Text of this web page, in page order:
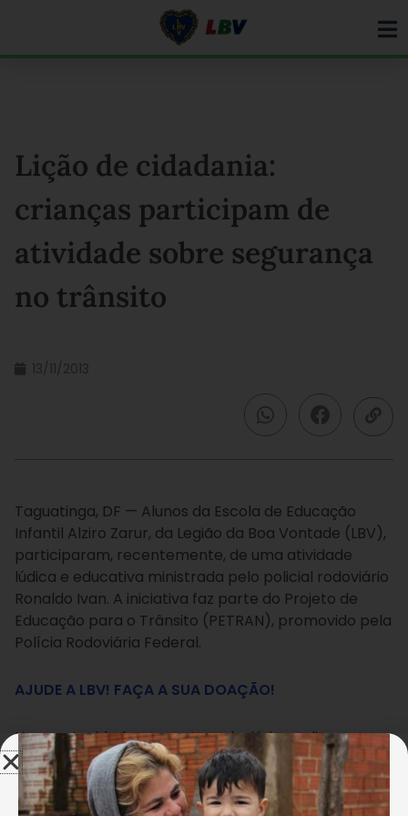
Lição de cidadania:
crianças participam de
atividade sobre segurança
no trânsito
13/11/2013
Taguatinga, DF — Alunos da Escola de Educação
Infantil Alziro Zarur, da Legião da Boa Vontade (LBV),
participaram, recentemente, de uma atividade
lúdica e educativa ministrada pelo policial rodoviário
Ronaldo Ivan. A iniciativa faz parte do Projeto de
Educação para o Trânsito (PETRAN), promovido pela
Polícia Rodoviária Federal.
AJUDE A LBV! FAÇA A SUA DOAÇÃO!
Na oportunidade, o agente rodoviário explicou para
os pequenos a importância de atravessar a rua na
faixa de pedestre, além de pontuar que o uso do
cinto de segurança é obrigatório. Para finalizar a